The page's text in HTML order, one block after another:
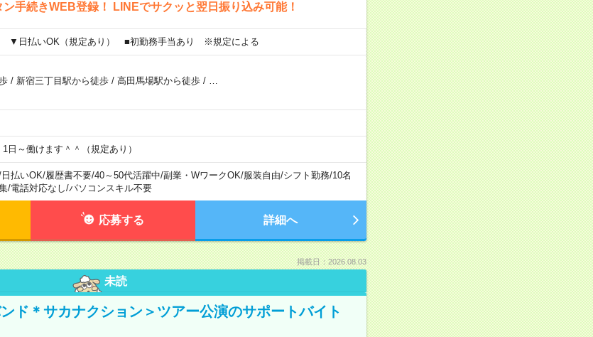
手続きWEB登録！ LINEでサクッと翌日振り込み可能！
▼日払いOK（規定あり） ■初勤務手当あり ※規定による
/ 新宿三丁目駅から徒歩/ 高田馬場駅から徒歩/ …
～働けます＾＾（規定あり）
日払いOK/履歴書不要/40～50代活躍中/副業・WワークOK/服装自由/シフト勤務/10名
/電話対応なし/パソコンスキル不要
応募する 詳細へ
掲載日：2026.08.03
未読
ド＊サカナクション＞ツアー公演のサポートバイト